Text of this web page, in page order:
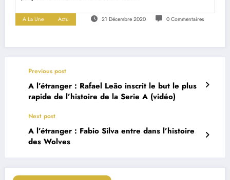
A La Une Actu 21 Décembre 2020 0 Commentaires
Previous post
A l’étranger : Rafael Leão inscrit le but le plus
rapide de l’histoire de la Serie A (vidéo)
Next post
A l’étranger : Fabio Silva entre dans l’histoire
des Wolves